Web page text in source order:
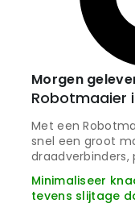
Morgen
Robotmaaier
Met een
snel een groot
Minimaliseer
tevens slijtage